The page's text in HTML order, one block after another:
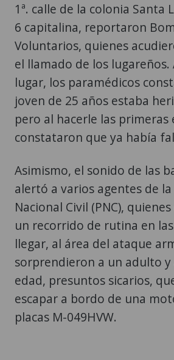
1ª. calle de la colonia Santa
6 capitalina, reportaron
Voluntarios, quienes
el llamado de los lugareños.
lugar, los paramédicos
joven de 25 años estaba
pero al hacerle las primeras
constataron que ya había
Asimismo, el sonido de las
alertó a varios agentes de la
Nacional Civil (PNC),
un recorrido de rutina en
llegar, al área del ataque
sorprendieron a un adulto
edad, presuntos sicarios,
escapar a bordo de una
placas M-049HVW.